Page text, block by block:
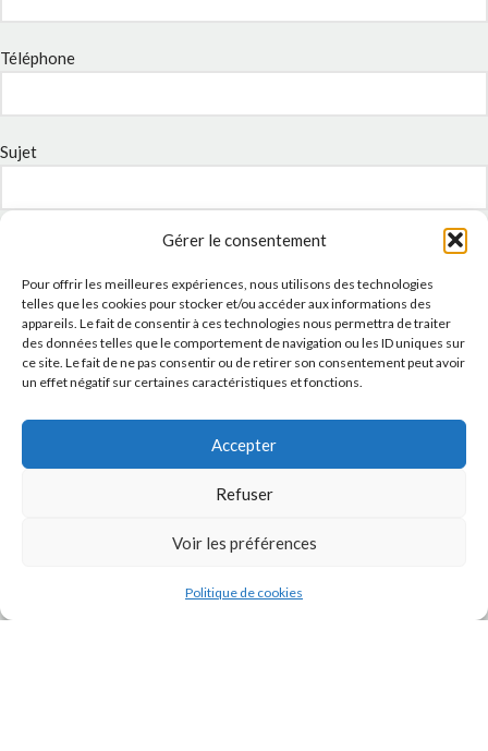
Gérer le consentement
Pour offrir les meilleures expériences, nous utilisons des technologies
telles que les cookies pour stocker et/ou accéder aux informations des
appareils. Le fait de consentir à ces technologies nous permettra de traiter
des données telles que le comportement de navigation ou les ID uniques sur
ce site. Le fait de ne pas consentir ou de retirer son consentement peut avoir
un effet négatif sur certaines caractéristiques et fonctions.
Accepter
Refuser
Voir les préférences
Politique de cookies
Téléphone
Sujet
Politique de confidentialité